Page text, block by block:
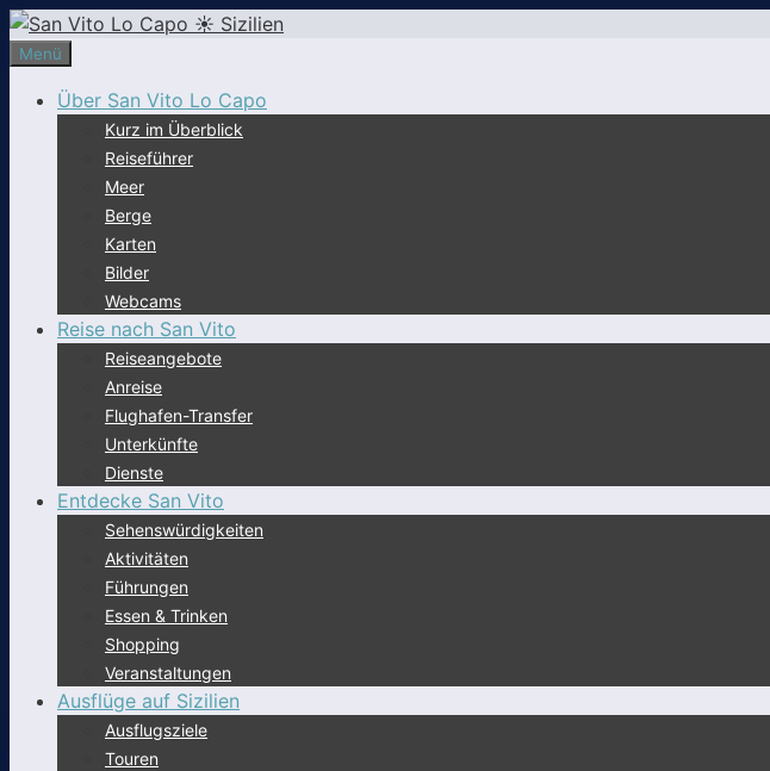
Zum
Inhalt
Menü
Über San Vito Lo Capo
Kurz im Überblick
Reiseführer
Meer
Berge
Karten
Bilder
Webcams
Reise nach San Vito
Reiseangebote
Anreise
Flughafen-Transfer
Unterkünfte
Dienste
Entdecke San Vito
Sehenswürdigkeiten
Aktivitäten
Führungen
Essen & Trinken
Shopping
Veranstaltungen
Ausflüge auf Sizilien
Ausflugsziele
Touren